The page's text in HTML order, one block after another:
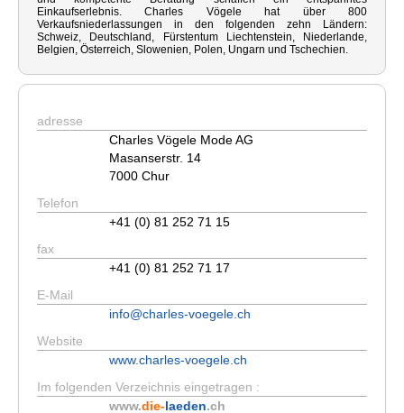
Einkaufserlebnis. Charles Vögele hat über 800
Verkaufsniederlassungen in den folgenden zehn Ländern:
Schweiz, Deutschland, Fürstentum Liechtenstein, Niederlande,
Belgien, Österreich, Slowenien, Polen, Ungarn und Tschechien.
adresse
Charles Vögele Mode AG
Masanserstr. 14
7000 Chur
Telefon
+41 (0) 81 252 71 15
fax
+41 (0) 81 252 71 17
E-Mail
info@charles-voegele.ch
Website
www.charles-voegele.ch
Im folgenden Verzeichnis eingetragen :
www.die-laeden.ch